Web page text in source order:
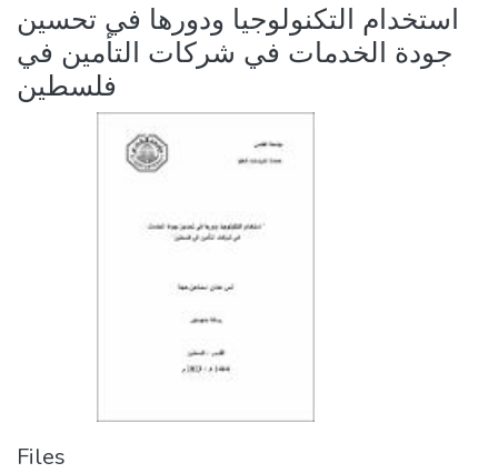
استخدام التكنولوجيا ودورها في تحسين
جودة الخدمات في شركات التأمين في
فلسطين
Files